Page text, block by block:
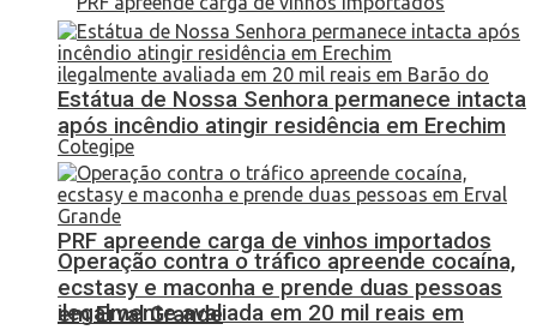
PRF apreende carga de vinhos importados
ilegalmente avaliada em 20 mil reais em
Estátua de Nossa Senhora permanece intacta
após incêndio atingir residência em Erechim
Operação contra o tráfico apreende cocaína,
ecstasy e maconha e prende duas pessoas
em Erval Grande